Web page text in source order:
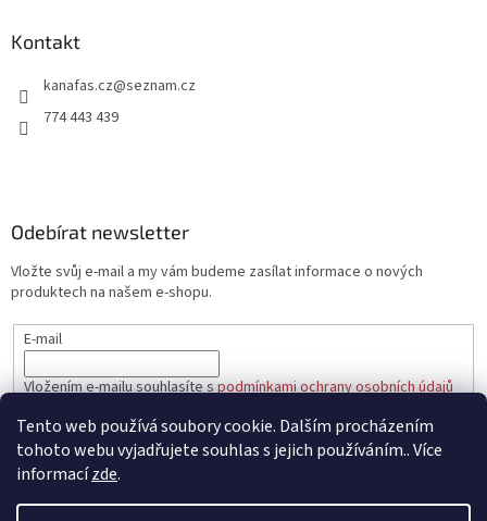
Tento web používá soubory cookie. Dalším procházením
tohoto webu vyjadřujete souhlas s jejich používáním.. Více
informacízde.
Kontakt
kanafas.cz@seznam.cz
774 443 439
Odebírat newsletter
Vložte svůj e-mail a my vám budeme zasílat informace o nových
produktech na našem e-shopu.
E-mail
Vložením e-mailu souhlasíte spodmínkami ochrany osobních údajů
PŘIHLÁSIT SE